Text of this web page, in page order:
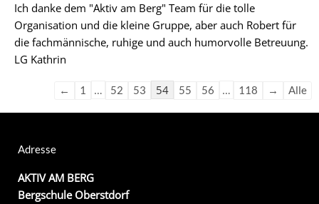
Ich danke dem "Aktiv am Berg" Team für die tolle
Organisation und die kleine Gruppe, aber auch Robert für
die fachmännische, ruhige und auch humorvolle Betreuung.
LG Kathrin
← 1 … 52 53 54 55 56 … 118 → Alle
Adresse
AKTIV AM BERG
Bergschule Oberstdorf